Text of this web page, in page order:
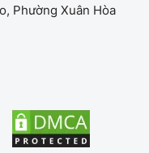
Phường Xuân Hòa